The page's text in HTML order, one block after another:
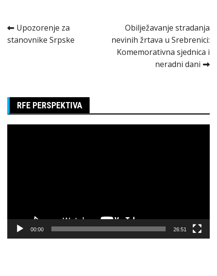
Kretanje
članka
Upozorenje za
stanovnike Srpske
Obilježavanje stradanja
nevinih žrtava u Srebrenici:
Komemorativna sjednica i
neradni dani
RFE PERSPEKTIVA
00:00 26:51